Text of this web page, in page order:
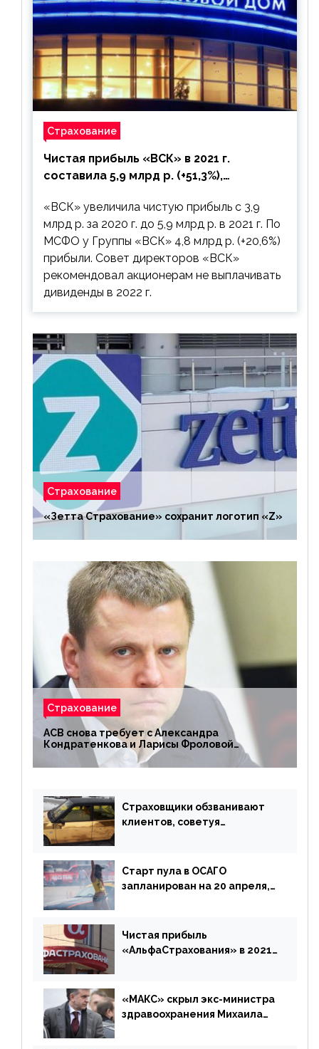
Страхование
Чистая прибыль «ВСК» в 2021 г.
составила 5,9 млрд р. (+51,3%),
выплачивать
«ВСК» увеличила чистую прибыль с 3,9
млрд р. за 2020 г. до 5,9 млрд р. в 2021 г. По
МСФО у Группы «ВСК» 4,8 млрд р. (+20,6%)
прибыли. Совет директоров «ВСК»
рекомендовал акционерам не выплачивать
дивиденды в 2022 г.
Страхование
«Зетта Страхование» сохранит логотип «Z»
Страхование
АСВ снова требует с Александра
Кондратенкова и Ларисы Фроловой
возмещения убытков на 1,5 млрд р.
Страховщики обзванивают
клиентов, советуя
Старт пула в ОСАГО
запланирован на 20 апреля,
дублировать [дополнено]
Чистая прибыль
«АльфаСтрахования» в 2021
«МАКС» скрыл экс-министра
здравоохранения Михаила